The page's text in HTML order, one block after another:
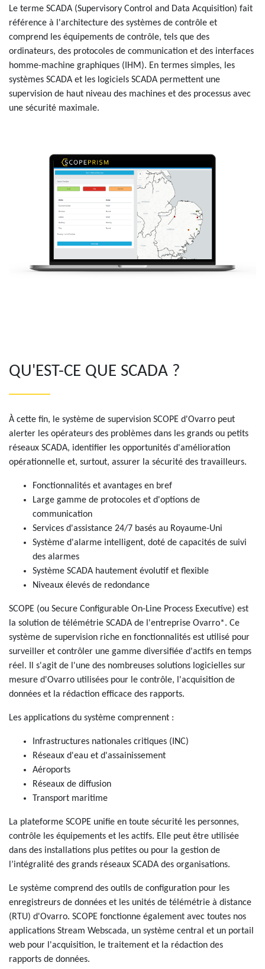
Le terme SCADA (Supervisory Control and Data Acquisition) fait
référence à l'architecture des systèmes de contrôle et
comprend les équipements de contrôle, tels que des
ordinateurs, des protocoles de communication et des interfaces
homme-machine graphiques (IHM). En termes simples, les
systèmes SCADA et les logiciels SCADA permettent une
supervision de haut niveau des machines et des processus avec
une sécurité maximale.
QU'EST-CE QUE SCADA ?
À cette fin, le système de supervision SCOPE d'Ovarro peut
alerter les opérateurs des problèmes dans les grands ou petits
réseaux SCADA, identifier les opportunités d'amélioration
opérationnelle et, surtout, assurer la sécurité des travailleurs.
Fonctionnalités et avantages en bref
Large gamme de protocoles et d'options de
communication
Services d'assistance 24/7 basés au Royaume-Uni
Système d'alarme intelligent, doté de capacités de suivi
des alarmes
Système SCADA hautement évolutif et flexible
Niveaux élevés de redondance
SCOPE (ou Secure Configurable On-Line Process Executive) est
la solution de télémétrie SCADA de l'entreprise Ovarro*. Ce
système de supervision riche en fonctionnalités est utilisé pour
surveiller et contrôler une gamme diversifiée d'actifs en temps
réel. Il s'agit de l'une des nombreuses solutions logicielles sur
mesure d'Ovarro utilisées pour le contrôle, l'acquisition de
données et la rédaction efficace des rapports.
Les applications du système comprennent :
Infrastructures nationales critiques (INC)
Réseaux d'eau et d'assainissement
Aéroports
Réseaux de diffusion
Transport maritime
La plateforme SCOPE unifie en toute sécurité les personnes,
contrôle les équipements et les actifs. Elle peut être utilisée
dans des installations plus petites ou pour la gestion de
l’intégralité des grands réseaux SCADA des organisations.
Le système comprend des outils de configuration pour les
enregistreurs de données et les unités de télémétrie à distance
(RTU) d'Ovarro. SCOPE fonctionne également avec toutes nos
applications Stream Webscada, un système central et un portail
web pour l'acquisition, le traitement et la rédaction des
rapports de données.